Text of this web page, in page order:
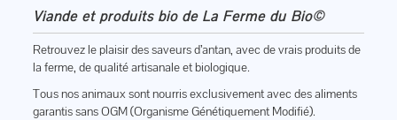
Viande et produits bio de La Ferme du Bio©
Retrouvez le plaisir des saveurs d’antan, avec de vrais produits de
la ferme, de qualité artisanale et biologique.
Tous nos animaux sont nourris exclusivement avec des aliments
garantis sans OGM (Organisme Génétiquement Modifié).